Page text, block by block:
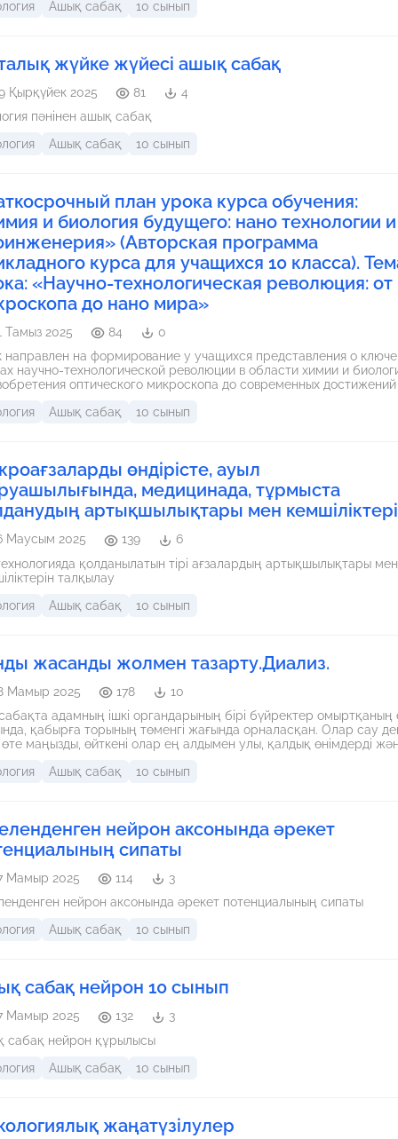
Ашық сабақ 10 сынып
жүйке жүйесі ашық сабақ
Қырқүйек 2025 81
4
пәнінен ашық сабақ
Ашық сабақ 10 сынып
план урока курса обучения:
и биология будущего: нано технологии и
(Авторская программа
курса для учащихся 10 класса).
«Научно-технологическая революция: от
до нано мира»
Тамыз 2025 84
0
направлен на формирование у учащихся представления о
научно-технологической революции в области химии и
оптического микроскопа до современных достижений
задания учащиеся узнают, как открытия в
влияние науки на повседневную жизнь. Урок
интереса к научной деятельности, уважения к
достижениям науки и осознания перспектив научно-
прогресса.
Ашық сабақ 10 сынып
өндірісте, ауыл
медицинада, тұрмыста
артықшылықтары мен кемшіліктері
Маусым 2025 139
6
қолданылатын тірі ағзалардың артықшылықтары мен
талқылау
Ашық сабақ 10 сынып
жасанды жолмен тазарту.Диализ.
Мамыр 2025 178
10
адамның ішкі органдарының бірі бүйректер омыртқаның
қабырға торының төменгі жағында орналасқан. Олар сау
өте маңызды, өйткені олар ең алдымен улы, қалдық өнімдерді
калий деңгейін реттейді. Олар реттейтін гормондар
бүйректер толығымен жұмыс істемеуі мүмкін. Дәл сол
емдеу шаралары ұнайды диализ ауруды толығымен емдей
сіздің өміріңізді ұзартатын ойынға еніңіз.
Ашық сабақ 10 сынып
нейрон аксонында әрекет
сипаты
Мамыр 2025 114
3
Миеленденген нейрон аксонында әрекет потенциалының сипаты
Ашық сабақ 10 сынып
сабақ нейрон 10 сынып
Мамыр 2025 132
3
сабақ нейрон құрылысы
Ашық сабақ 10 сынып
жаңатүзілулер